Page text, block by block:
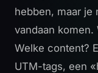
hebben, maar je
vandaan komen.
Welke content?
UTM-tags, een